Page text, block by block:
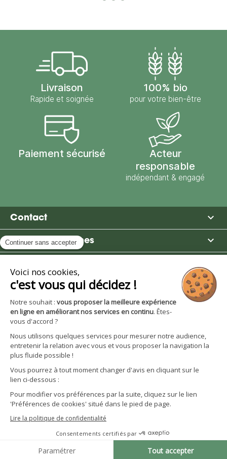
Livraison
Rapide et soignée
100% bio
pour votre bien-être
Paiement sécurisé
Acteur
responsable
indépendant & engagé
Contact 
Moulin des Moines 
Avantages et services 
CGV particuliers
Politique de confidentialité